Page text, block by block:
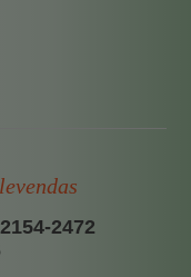
2472